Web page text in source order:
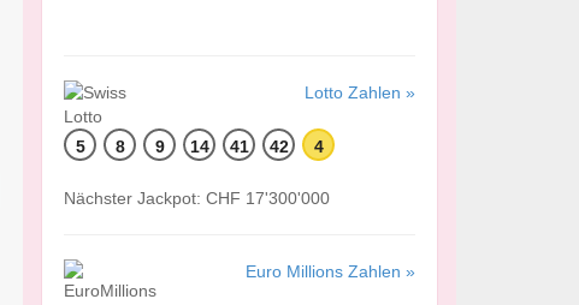
Lotto Zahlen »
5 8 9 14 41 42 4
Nächster Jackpot: CHF 17'300'000
Euro Millions Zahlen »